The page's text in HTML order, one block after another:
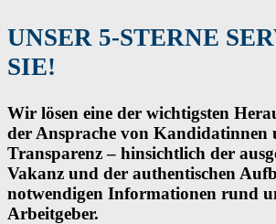
UNSER 5-STERNE
SIE!
Wir lösen eine der wichtigsten
der Ansprache von Kandidatinnen
Transparenz – hinsichtlich der
Vakanz und der authentischen
notwendigen Informationen rund
Arbeitgeber.